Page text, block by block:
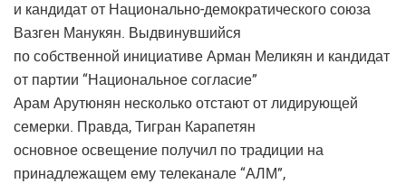
и кандидат от Национально-демократического союза
Вазген Манукян. Выдвинувшийся
по собственной инициативе Арман Меликян и кандидат
от партии “Национальное согласие”
Арам Арутюнян несколько отстают от лидирующей
семерки. Правда, Тигран Карапетян
основное освещение получил по традиции на
принадлежащем ему телеканале “АЛМ”,